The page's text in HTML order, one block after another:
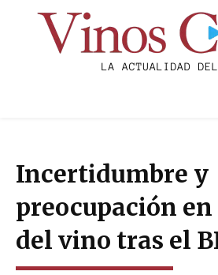
Incertidumbre y
preocupación
del vino tras el